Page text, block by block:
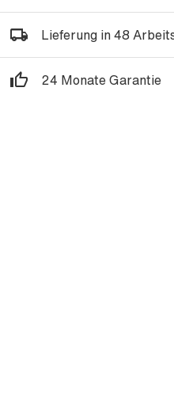
Lieferung in 48
24 Monate Garantie